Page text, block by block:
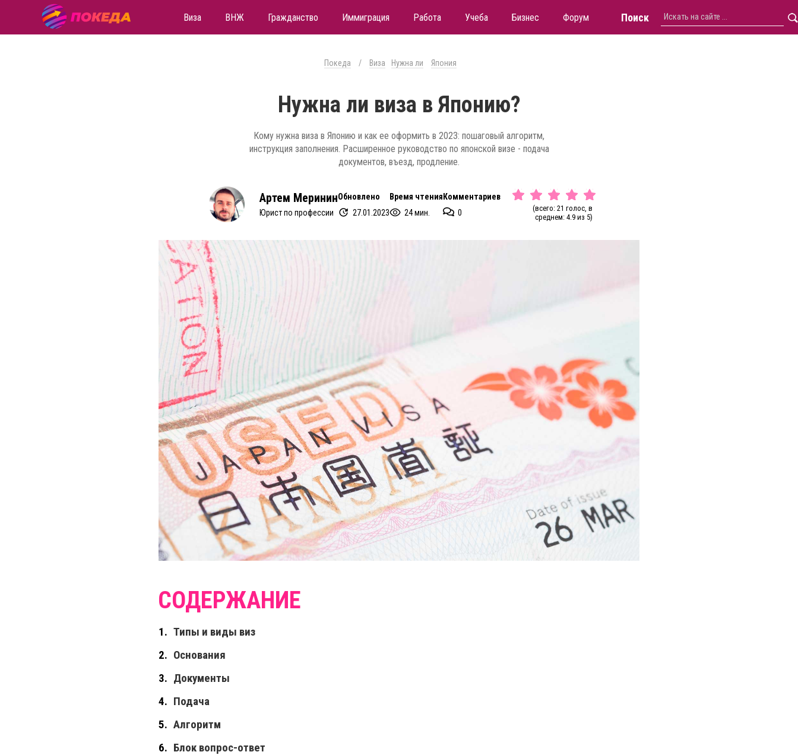
Виза ВНЖ Гражданство Иммиграция Работа Учеба Бизнес Форум Поиск
Покеда / Виза Нужна ли Япония
Нужна ли виза в Японию?
Кому нужна виза в Японию и как ее оформить в 2023: пошаговый алгоритм,
инструкция заполнения. Расширенное руководство по японской визе - подача
документов, въезд, продление.
Артем Меринин
Юрист по профессии
Обновлено
27.01.2023
Время чтения
24 мин.
Комментариев
0
(всего: 21 голос, в
среднем: 4.9 из 5)
Типы и виды виз
Основания
Документы
Подача
Алгоритм
Блок вопрос-ответ